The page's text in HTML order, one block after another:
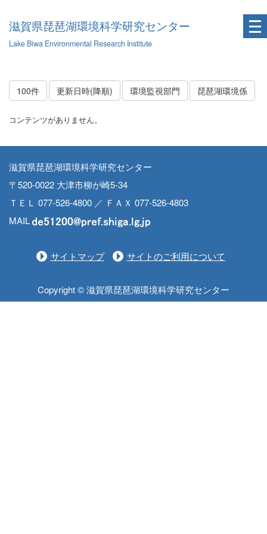
滋賀県琵琶湖環境科学研究センター
Lake Biwa Environmental Research Institute
100件 更新日時(降順) 環境監視部門 琵琶湖環境係
コンテンツがありません。
滋賀県琵琶湖環境科学研究センター
〒520-0022 大津市柳が崎5-34
ＴＥＬ 077-526-4800 ／ ＦＡＸ 077-526-4803
MAIL
サイトマップ サイトのご利用について
Copyright © 滋賀県琵琶湖環境科学研究センター